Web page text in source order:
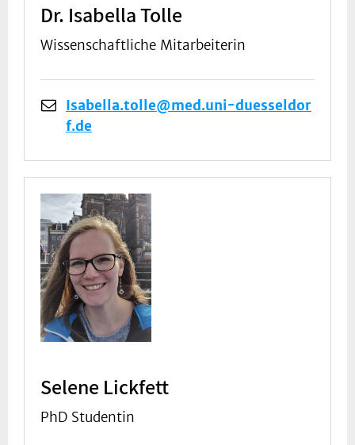
Dr. Isabella Tolle
Wissenschaftliche Mitarbeiterin
Isabella.tolle@med.uni-duesseldor
f.de
Selene Lickfett
PhD Studentin